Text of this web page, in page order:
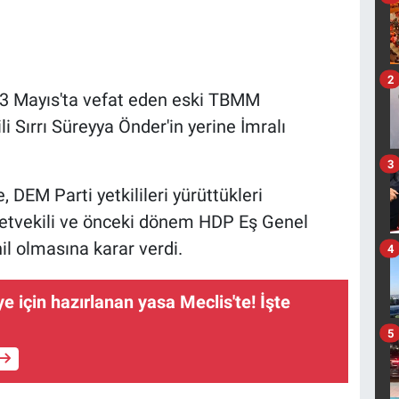
Mayıs'ta vefat eden eski TBMM
Süreyya Önder'in yerine İmralı
DEM Parti yetkilileri yürüttükleri
ve önceki dönem HDP Eş Genel
olmasına karar verdi.
için hazırlanan yasa Meclis'te! İşte
2
3
4
5